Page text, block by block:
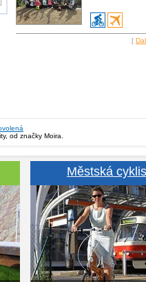
[
od značky Moira.
Městská